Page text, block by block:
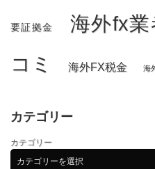
要証拠金
海外fx
コミ
海外FX税金 海
カテゴリー
カテゴリー